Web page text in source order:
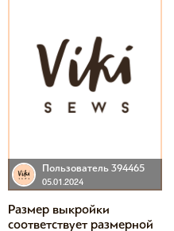
Пользователь 394465
05.01.2024
Размер выкройки
соответствует размерной